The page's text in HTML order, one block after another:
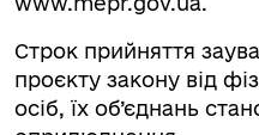
Строк прийняття
проєкту закону від
осіб, їх об’єднань